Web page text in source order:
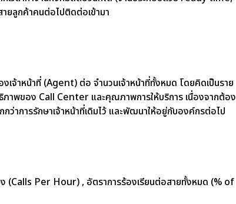
ยลูกค้าคนต่อไปติดต่อเข้ามา
จ้าหน้าที่ (Agent) ต่อ จำนวนเจ้าหน้าที่ทั้งหมด โดยคิดเป็นราย
ภาพของ Call Center และคุณภาพการให้บริการ เนื่องจากต้อง
กว่าการรักษาเจ้าหน้าที่เดิมไว้ และพัฒนาให้อยู่กับองค์กรต่อไป
(Calls Per Hour) , อัตราการร้องเรียนต่อสายทั้งหมด (% of